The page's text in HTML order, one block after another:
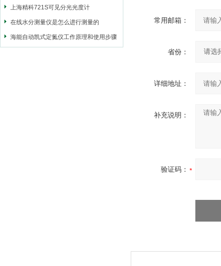
上海精科721S可见分光光度计
在线水分测量仪是怎么进行测量的
海能自动凯式定氮仪工作原理和使用步骤
常用邮箱：
省份：
详细地址：
补充说明：
验证码：